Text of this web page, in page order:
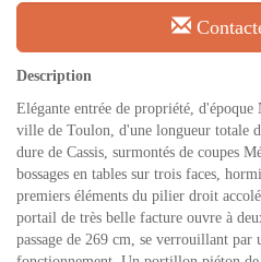
Description
Elégante entrée de propriété,
ville de Toulon, d'une longueur totale
dure de Cassis, surmontés de coupes
bossages en tables sur trois faces,
premiers éléments du pilier droit
portail de très belle facture ouvre à
passage de 269 cm, se verrouillant par